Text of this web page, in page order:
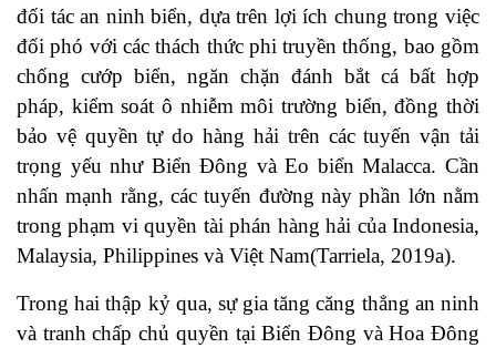
đối tác an ninh biển, dựa trên lợi ích chung trong việc
đối phó với các thách thức phi truyền thống, bao gồm
chống cướp biển, ngăn chặn đánh bắt cá bất hợp
pháp, kiểm soát ô nhiễm môi trường biển, đồng thời
bảo vệ quyền tự do hàng hải trên các tuyến vận tải
trọng yếu như Biển Đông và Eo biển Malacca. Cần
nhấn mạnh rằng, các tuyến đường này phần lớn nằm
trong phạm vi quyền tài phán hàng hải của Indonesia,
Malaysia, Philippines và Việt Nam(Tarriela, 2019a).
Trong hai thập kỷ qua, sự gia tăng căng thẳng an ninh
và tranh chấp chủ quyền tại Biển Đông và Hoa Đông